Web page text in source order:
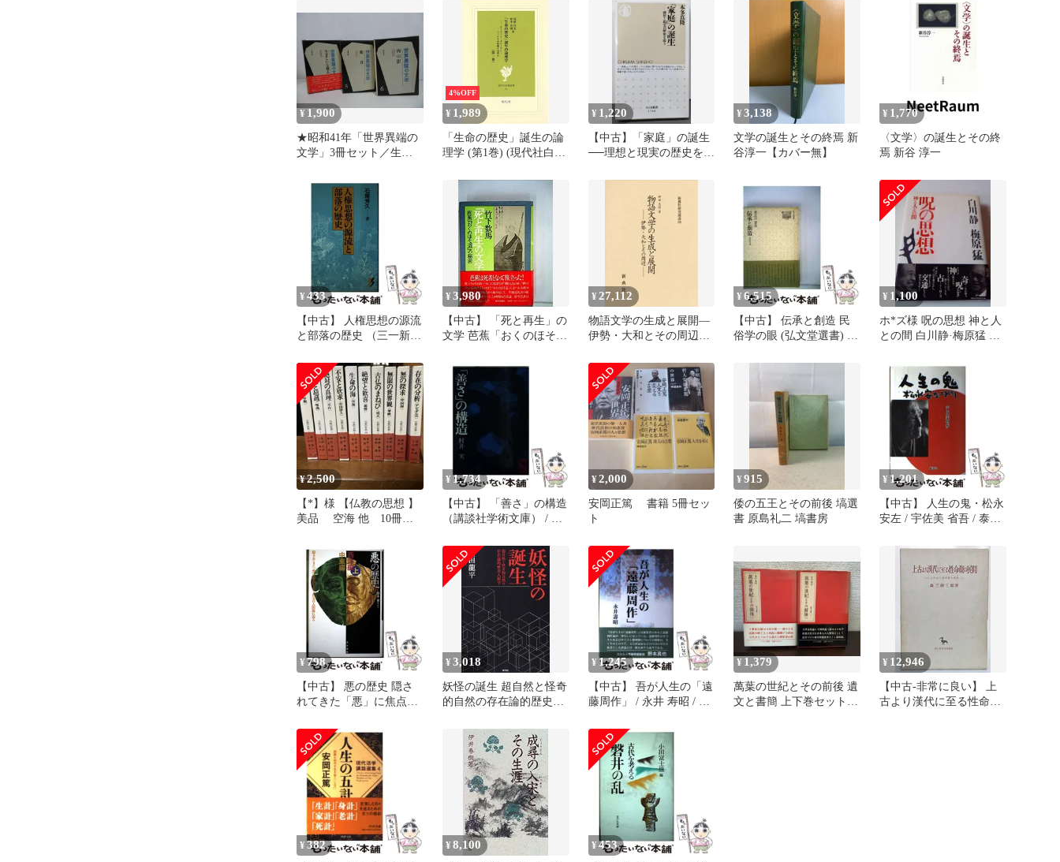
¥ 1,900
★昭和41年「世界異端の
文学」3冊セット／生き
影／
4%OFF
¥ 1,989
「生命の歴史」誕生の論
理学 (第1巻) (現代社白鳳
真理
¥ 1,220
【中古】「家庭」の誕生
──理想と現実の歴史を追
多 真隆／筑摩書房
¥3,138
文学の誕生とその終焉 新
谷淳一【カバー無】
¥ 1,770
〈文学〉の誕生とその終
焉 新谷 淳一
¥ 433
【中古】 人権思想の源流
と部落の歴史 （三一新
房
¥3,980
【中古】 「死と再生」の
文学 芭蕉「おくのほそ
¥ 27,112
物語文学の生成と展開―
伊勢・大和とその周辺―
¥ 6,515
【中古】 伝承と創造 民
俗学の眼 (弘文堂選書) /
¥ 1,100
ホ*ズ様 呪の思想 神と人
との間 白川静·梅原猛 対
¥2,500
【*】様 【仏教の思想 】
美品 空海 他 10冊セ
¥ 1,734
【中古】 「善さ」の構造
（講談社学術文庫） / 村
¥2,000
安岡正篤 書籍 5冊セッ
ト
¥915
倭の五王とその前後 塙選
書 原島礼二 塙書房
¥ 1,201
【中古】 人生の鬼・松永
安左 / 宇佐美 省吾 / 泰流
¥ 798
【中古】 悪の歴史 隠さ
れてきた「悪」に焦点を
る 西洋編上+中東編 / 鈴
木董 / 清水書院
¥3,018
妖怪の誕生 超自然と怪奇
的自然の存在論的歴史人
（単行本）
¥ 1,245
【中古】 吾が人生の「遠
藤周作」 / 永井 寿昭 / 近
¥ 1,379
萬葉の世紀とその前後 遺
文と書簡 上下巻セット
¥ 12,946
【中古-非常に良い】 上
古より漢代に至る性命観
¥382 ¥8,100 ¥ 453